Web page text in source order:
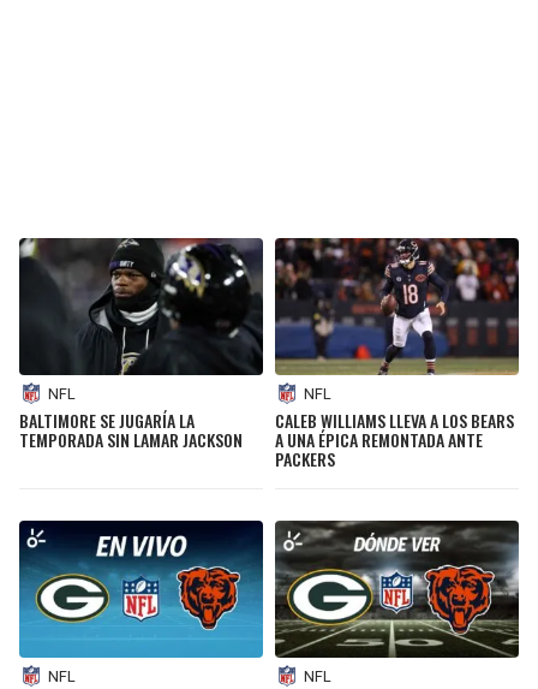
NFL
BALTIMORE SE JUGARÍA LA
TEMPORADA SIN LAMAR JACKSON
NFL
CALEB WILLIAMS LLEVA A LOS BEARS
A UNA ÉPICA REMONTADA ANTE
PACKERS
NFL NFL